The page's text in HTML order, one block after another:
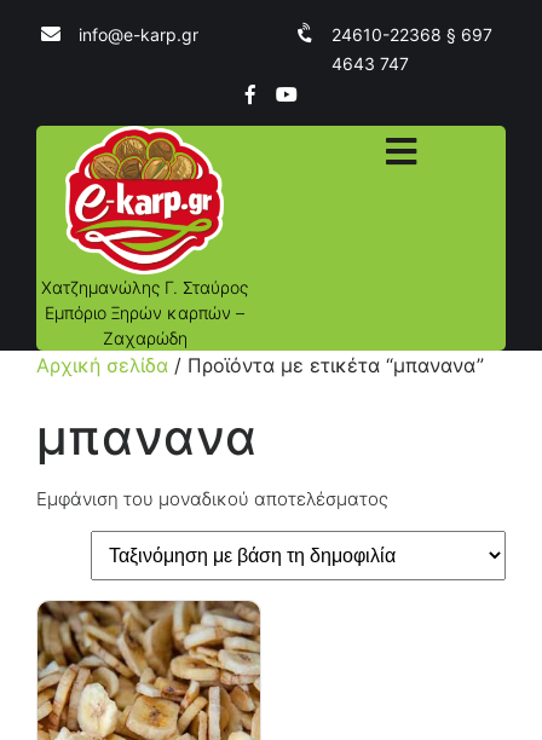
info@e-karp.gr
24610-22368 § 697
4643 747
Χατζημανώλης Γ. Σταύρος
Εμπόριο Ξηρών καρπών –
Ζαχαρώδη
Αρχική σελίδα / Προϊόντα με ετικέτα “μπανανα”
μπανανα
Εμφάνιση του μοναδικού αποτελέσματος